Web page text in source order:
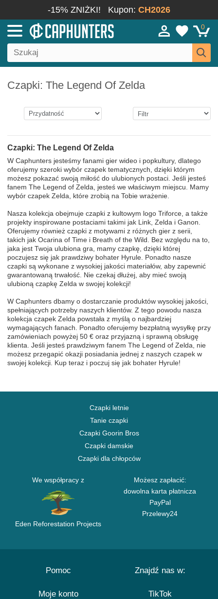
-15% ZNIŻKI! Kupon: CH2026
0
Czapki: The Legend Of Zelda
Czapki: The Legend Of Zelda
W Caphunters jesteśmy fanami gier wideo i popkultury, dlatego
oferujemy szeroki wybór czapek tematycznych, dzięki którym
możesz pokazać swoją miłość do ulubionych postaci. Jeśli jesteś
fanem The Legend of Zelda, jesteś we właściwym miejscu. Mamy
wybór czapek Zelda, które zrobią na Tobie wrażenie.
Nasza kolekcja obejmuje czapki z kultowym logo Triforce, a także
projekty inspirowane postaciami takimi jak Link, Zelda i Ganon.
Oferujemy również czapki z motywami z różnych gier z serii,
takich jak Ocarina of Time i Breath of the Wild. Bez względu na to,
jaka jest Twoja ulubiona gra, mamy czapkę, dzięki której
poczujesz się jak prawdziwy bohater Hyrule. Ponadto nasze
czapki są wykonane z wysokiej jakości materiałów, aby zapewnić
gwarantowaną trwałość. Nie czekaj dłużej, aby mieć swoją
ulubioną czapkę Zelda w swojej kolekcji!
W Caphunters dbamy o dostarczanie produktów wysokiej jakości,
spełniających potrzeby naszych klientów. Z tego powodu nasza
kolekcja czapek Zelda powstała z myślą o najbardziej
wymagających fanach. Ponadto oferujemy bezpłatną wysyłkę przy
zamówieniach powyżej 50 € oraz przyjazną i sprawną obsługę
klienta. Jeśli jesteś prawdziwym fanem The Legend of Zelda, nie
możesz przegapić okazji posiadania jednej z naszych czapek w
swojej kolekcji. Kup teraz i poczuj się jak bohater Hyrule!
Czapki letnie
Tanie czapki
Czapki Goorin Bros
Czapki damskie
Czapki dla chłopców
We współpracy z
Eden Reforestation Projects
Możesz zapłacić:
dowolna karta płatnicza
PayPal
Przelewy24
Pomoc
Moje konto
Znajdź nas w:
TikTok